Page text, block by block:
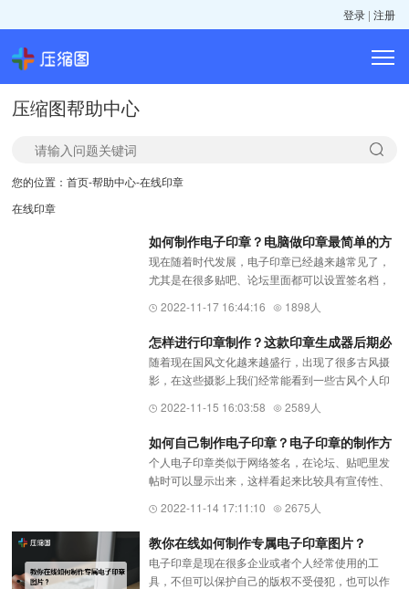
登录 | 注册
压缩图帮助中心
您的位置：首页-帮助中心-在线印章
在线印章
如何制作电子印章？电脑做印章最简单的方
法是什么？
现在随着时代发展，电子印章已经越来越常见了，
尤其是在很多贴吧、论坛里面都可以设置签名档，
美观又有趣，那么我们如果也想制作属于自己的电
子印章应该怎么办呢？今天...
2022-11-17 16:44:16 1898人
怎样进行印章制作？这款印章生成器后期必
备！
随着现在国风文化越来越盛行，出现了很多古风摄
影，在这些摄影上我们经常能看到一些古风个人印
么这些古风个人印章是如何制作的呢？今天来给大
家分享一款印章生成器，支...
2022-11-15 16:03:58 2589人
如何自己制作电子印章？电子印章的制作方
法
个人电子印章类似于网络签名，在论坛、贴吧里发
帖时可以显示出来，这样看起来比较具有宣传性、
该怎么制作呢？今天来给大家介绍一款个人印章生
成器，支持在线制作印章（...
2022-11-14 17:11:10 2675人
教你在线如何制作专属电子印章图片？
电子印章是现在很多企业或者个人经常使用的工
具，不但可以保护自己的版权不受侵犯，也可以作